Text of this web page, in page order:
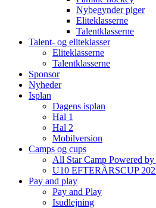
Nybegynder piger
Eliteklasserne
Talentklasserne
Talent- og eliteklasser
Eliteklasserne
Talentklasserne
Sponsor
Nyheder
Isplan
Dagens isplan
Hal 1
Hal 2
Mobilversion
Camps og cups
All Star Camp Powered
U10 EFTERÅRSCUP
Pay and play
Pay and Play
Isudlejning